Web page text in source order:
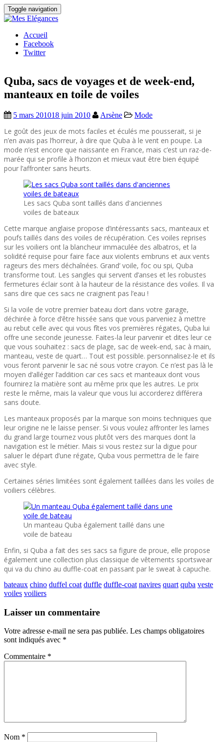
Toggle navigation
Accueil
Facebook
Twitter
Quba, sacs de voyages et de week-end,
manteaux en toile de voiles
5 mars 201018 juin 2010 Arsène Mode
Le goût des jeux de mots faciles et éculés me pousserait, si je
n’en avais pas l’horreur, à dire que Quba à le vent en poupe. La
mode n’est encore que naissante en France, mais c’est un raz-de-
marée qui se profile à l’horizon et mieux vaut être bien équipé
pour l’affronter sans heurts.
Les sacs Quba sont taillés dans d'anciennes
voiles de bateaux
Cette marque anglaise propose d’intéressants sacs, manteaux et
poufs taillés dans des voiles de récupération. Ces voiles reprises
sur les voiliers ont la blancheur immaculée des albatros, et la
solidité requise pour faire face aux violents embruns et aux vents
rageurs des mers déchaînées. Grand’ voile, foc ou spi, Quba
transforme tout. Les sangles qui servent d’anses et les robustes
fermetures éclair sont à la hauteur de la résistance des voiles. Il va
sans dire que ces sacs ne craignent pas l’eau !
Si la voile de votre premier bateau dort dans votre garage,
déchirée à force d’être hissée sans que vous parveniez à mettre
au rebut celle avec qui vous fîtes vos premières régates, Quba lui
offre une seconde jeunesse. Faites-la leur parvenir et dites leur ce
que vous souhaitez : sacs de plage, sac de week-end, sac à main,
manteau, veste de quart… Tout est possible. personnalisez-le et ils
vous feront parvenir le sac né sous votre crayon. Ce n’est pas là le
moyen d’alléger l’addition car ces sacs et manteaux dont vous
fournirez la matière sont au même prix que les autres. Le prix
reste le même, mais la valeur que vous lui accorderez différera
sans doute.
Les manteaux proposés par la marque son moins techniques que
leur origine ne le laisse penser. Si vous voulez affronter les lames
du grand large tournez vous plutôt vers des marques dont la
navigation est le métier. Mais si vous restez sur la digue pour
saluer le départ d’une régate, Quba vous permettra de le faire
avec style.
Certaines séries limitées sont également taillées dans les voiles de
voiliers célèbres.
Un manteau Quba également taillé dans une
voile de bateau
Enfin, si Quba a fait des ses sacs sa figure de proue, elle propose
également une collection plus classique de vêtements sportswear
qui va du chino au duffle-coat en passant par le sweat à capuche.
bateaux chino duffel coat duffle duffle-coat navires quart quba veste
voiles voiliers
Laisser un commentaire
Votre adresse e-mail ne sera pas publiée. Les champs obligatoires
sont indiqués avec *
Commentaire *
Nom *